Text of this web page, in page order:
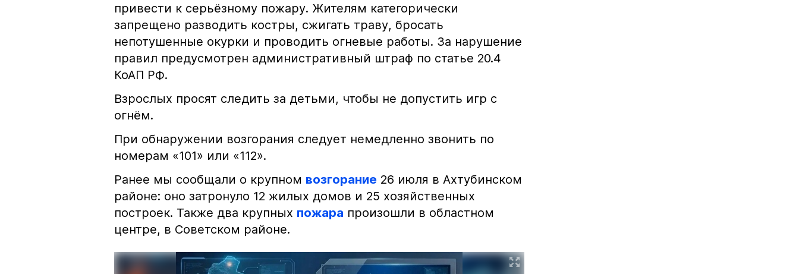
привести к серьёзному пожару. Жителям категорически
запрещено разводить костры, сжигать траву, бросать
непотушенные окурки и проводить огневые работы. За нарушение
правил предусмотрен административный штраф по статье 20.4
КоАП РФ.
Взрослых просят следить за детьми, чтобы не допустить игр с
огнём.
При обнаружении возгорания следует немедленно звонить по
номерам «101» или «112».
Ранее мы сообщали о крупном возгорание 26 июля в Ахтубинском
районе: оно затронуло 12 жилых домов и 25 хозяйственных
построек. Также два крупных пожара произошли в областном
центре, в Советском районе.